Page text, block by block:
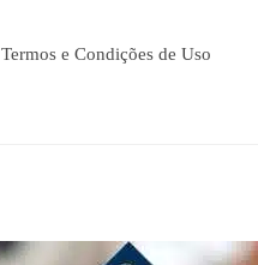
Termos e Condições de Uso